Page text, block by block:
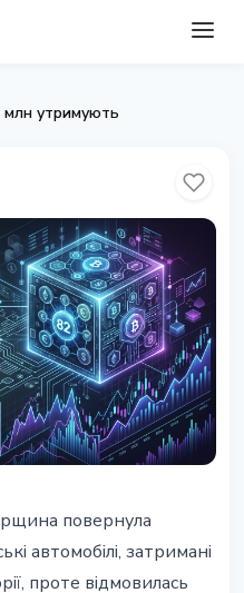
утримують
авто
та золото
повернула
автомобілі, затримані
проте відмовилась